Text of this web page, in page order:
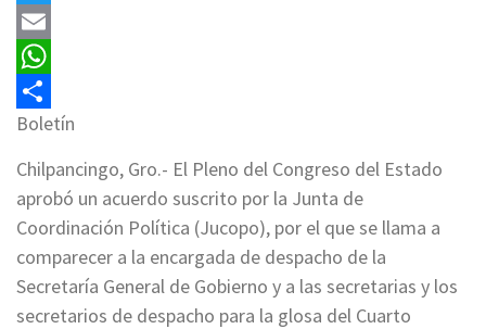
Twitter
Email
WhatsApp
Compartir
Boletín
Chilpancingo, Gro.- El Pleno del Congreso del Estado
aprobó un acuerdo suscrito por la Junta de
Coordinación Política (Jucopo), por el que se llama a
comparecer a la encargada de despacho de la
Secretaría General de Gobierno y a las secretarias y los
secretarios de despacho para la glosa del Cuarto